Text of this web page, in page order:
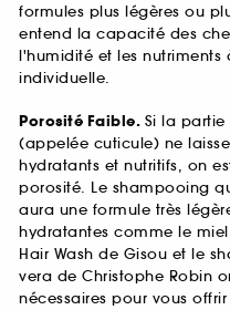
formules plus légères ou
entend la capacité des
l'humidité et les nutriments
individuelle.
Porosité Faible. Si la
(appelée cuticule) ne
hydratants et nutritifs, on
porosité. Le shampooing
aura une formule très
hydratantes comme le
Hair Wash de Gisou et le
vera de Christophe Robin
nécessaires pour vous